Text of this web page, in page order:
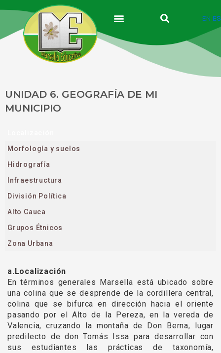
contenido
EN ES
UNIDAD 6. GEOGRAFÍA DE MI
MUNICIPIO
Morfología y suelos
Hidrografía
Infraestructura
División Política
Alto Cauca
Grupos Étnicos
Zona Urbana
a.Localización
En términos generales Marsella está ubicado sobre
una colina que se desprende de la cordillera central,
colina que se bifurca en dirección hacia el oriente
pasando por el Alto de la Pereza, en la vereda de
Valencia, cruzando la montaña de Don Berna, lugar
predilecto de don Tomás Issa para desarrollar con
sus estudiantes las prácticas de taxonomía,